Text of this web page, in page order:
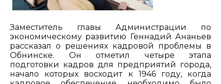
Заместитель главы Администрации по
экономическому развитию Геннадий Ананьев
рассказал о решениях кадровой проблемы в
Обнинске. Он отметил четыре этапа
подготовки кадров для предприятий города,
начало которых восходит к 1946 году, когда